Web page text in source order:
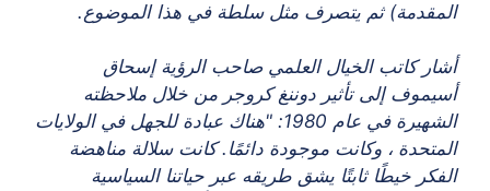
المقدمة) ثم يتصرف مثل سلطة في هذا الموضوع.
أشار كاتب الخيال العلمي صاحب الرؤية إسحاق
أسيموف إلى تأثير دوننغ كروجر من خلال ملاحظته
الشهيرة في عام 1980: "هناك عبادة للجهل في الولايات
المتحدة ، وكانت موجودة دائمًا. كانت سلالة مناهضة
الفكر خيطًا ثابتًا يشق طريقه عبر حياتنا السياسية